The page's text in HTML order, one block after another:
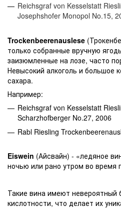
Reichsgraf von Kesselstatt
Josephshofer Monopol No.15,
Trockenbeerenauslese
только собранные вручную
заизюмленные на лозе, часто
Невысокий алкоголь и большое
сахара.
Например:
Reichsgraf von Kesselstatt
Scharzhofberger No.27, 2006
Rabl Riesling
Eiswein (Айсвайн) - «ледяное
ночью или рано утром во время
Такие вина имеют невероятный
кислотности, что делает их